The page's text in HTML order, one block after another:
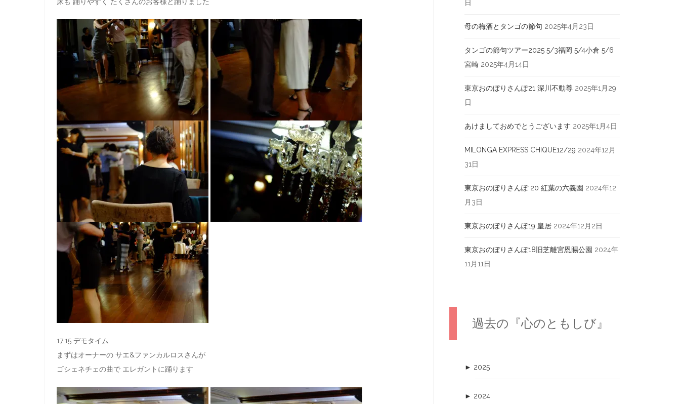
17:15 デモタイム
まずはオーナーの サエ&ファンカルロスさんが
ゴシェネチェの曲で エレガントに踊ります
日
母の梅酒とタンゴの節句 2025年4月23日
タンゴの節句ツアー2025 5/3福岡 5/4小倉 5/6
宮崎 2025年4月14日
東京おのぼりさんぽ21 深川不動尊 2025年1月29
日
あけましておめでとうございます 2025年1月4日
MILONGA EXPRESS CHIQUE12/29 2024年12月
31日
東京おのぼりさんぽ 20 紅葉の六義園 2024年12
月3日
東京おのぼりさんぽ19 皇居 2024年12月2日
東京おのぼりさんぽ18旧芝離宮恩賜公園 2024年
11月11日
過去の『心のともしび』
► 2025
► 2024